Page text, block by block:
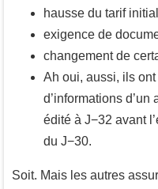
hausse du tarif
exigence de
changement de
Ah oui, aussi, ils
d’informations
édité à J−32 avant
du J−30.
Soit. Mais les autres